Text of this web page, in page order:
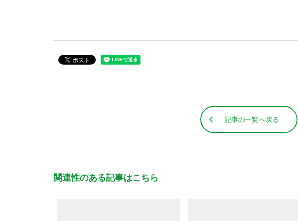
記事の一覧へ戻る
関連性のある記事はこちら